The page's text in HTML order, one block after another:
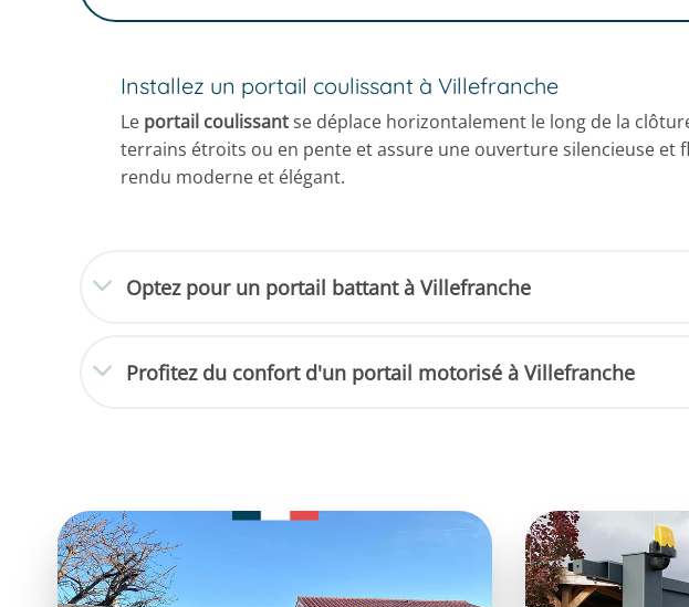
Installez un portail coulissant à Villefranche
Le portail coulissantse déplace horizontalement le long de la
terrains étroits ou en pente et assure une ouverture silencieuse
rendu moderne et élégant.
Optez pour un portail battant à Villefranche
Profitez du confort d'un portail motorisé à Villefranche